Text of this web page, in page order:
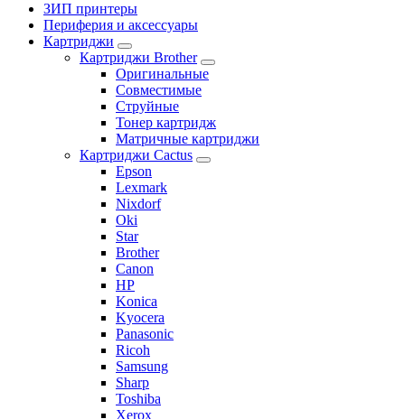
ЗИП принтеры
Периферия и аксессуары
Картриджи
Картриджи Brother
Оригинальные
Совместимые
Струйные
Тонер картридж
Матричные картриджи
Картриджи Cactus
Epson
Lexmark
Nixdorf
Oki
Star
Brother
Canon
HP
Konica
Kyocera
Panasonic
Ricoh
Samsung
Sharp
Toshiba
Xerox